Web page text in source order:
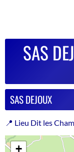
SAS
SAS DEJOUX
📍 Lieu Dit les
+